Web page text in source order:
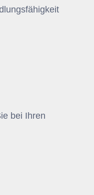
bei Ihren